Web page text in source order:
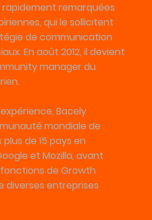
remarquées
qui le sollicitent
de communication
En août 2012, il devient
manager du
Bacely
mondiale de
de 15 pays en
et Mozilla, avant
de Growth
diverses entreprises